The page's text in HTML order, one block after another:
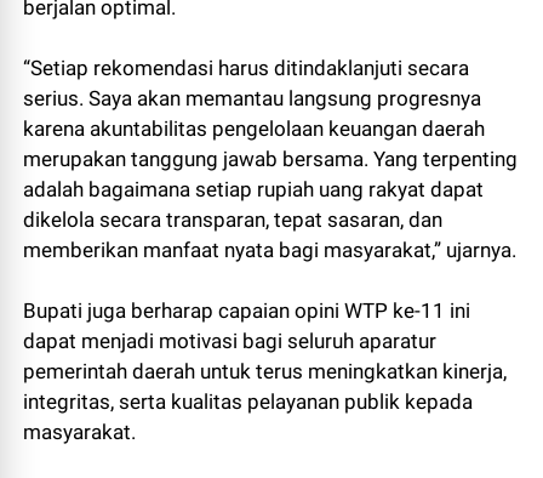
berjalan optimal.
“Setiap rekomendasi harus ditindaklanjuti secara
serius. Saya akan memantau langsung progresnya
karena akuntabilitas pengelolaan keuangan daerah
merupakan tanggung jawab bersama. Yang terpenting
adalah bagaimana setiap rupiah uang rakyat dapat
dikelola secara transparan, tepat sasaran, dan
memberikan manfaat nyata bagi masyarakat,” ujarnya.
Bupati juga berharap capaian opini WTP ke-11 ini
dapat menjadi motivasi bagi seluruh aparatur
pemerintah daerah untuk terus meningkatkan kinerja,
integritas, serta kualitas pelayanan publik kepada
masyarakat.